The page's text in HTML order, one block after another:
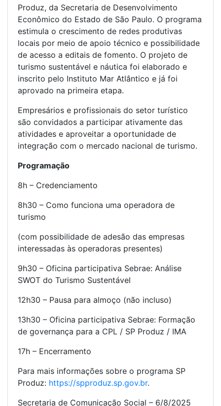
Produz, da Secretaria de Desenvolvimento
Econômico do Estado de São Paulo. O programa
estimula o crescimento de redes produtivas
locais por meio de apoio técnico e possibilidade
de acesso a editais de fomento. O projeto de
turismo sustentável e náutica foi elaborado e
inscrito pelo Instituto Mar Atlântico e já foi
aprovado na primeira etapa.
Empresários e profissionais do setor turístico
são convidados a participar ativamente das
atividades e aproveitar a oportunidade de
integração com o mercado nacional de turismo.
Programação
8h – Credenciamento
8h30 – Como funciona uma operadora de
turismo
(com possibilidade de adesão das empresas
interessadas às operadoras presentes)
9h30 – Oficina participativa Sebrae: Análise
SWOT do Turismo Sustentável
12h30 – Pausa para almoço (não incluso)
13h30 – Oficina participativa Sebrae: Formação
de governança para a CPL / SP Produz / IMA
17h – Encerramento
Para mais informações sobre o programa SP
Produz: https://spproduz.sp.gov.br.
Secretaria de Comunicação Social – 6/8/2025